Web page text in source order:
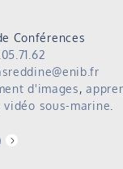
Conférences
d'images,
vidéo sous-marine